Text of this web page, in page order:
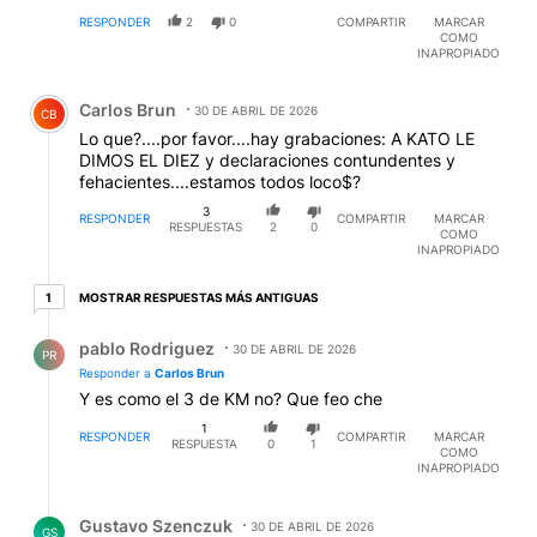
RESPONDER 2 0 COMPARTIR
MARCAR
COMO
INAPROPIADO
Comentario de Carlos Brun.
CB Carlos Brun 30 DE ABRIL DE 2026
Lo que?....por favor....hay grabaciones: A KATO LE
DIMOS EL DIEZ y declaraciones contundentes y
fehacientes....estamos todos loco$?
RESPONDER
3
RESPUESTAS
2 0
COMPARTIR
MARCAR
COMO
INAPROPIADO
11 respuesta más antiguas
MOSTRAR RESPUESTAS MÁS ANTIGUAS
PR pablo Rodriguez
30 DE ABRIL DE 2026
Responder a Carlos Brun
Y es como el 3 de KM no? Que feo che
RESPONDER
1
RESPUESTA
0 1
COMPARTIR
MARCAR
COMO
INAPROPIADO
GS Gustavo Szenczuk
30 DE ABRIL DE 2026